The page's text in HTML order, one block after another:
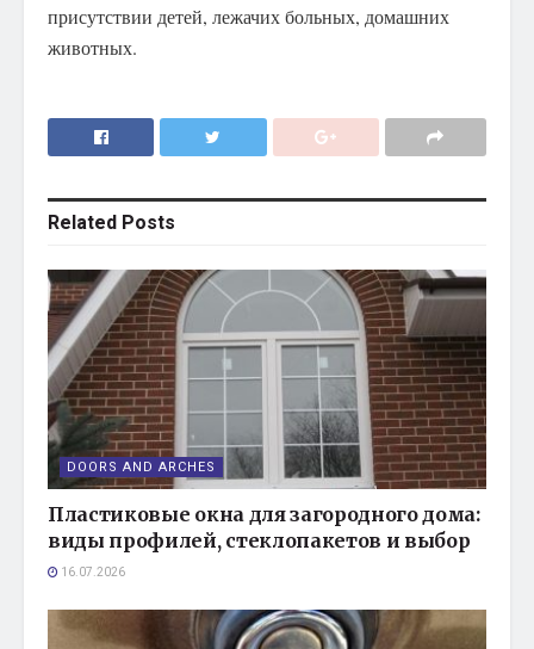
присутствии детей, лежачих больных, домашних
животных.
Related Posts
DOORS AND ARCHES
Пластиковые окна для загородного дома:
виды профилей, стеклопакетов и выбор
16.07.2026